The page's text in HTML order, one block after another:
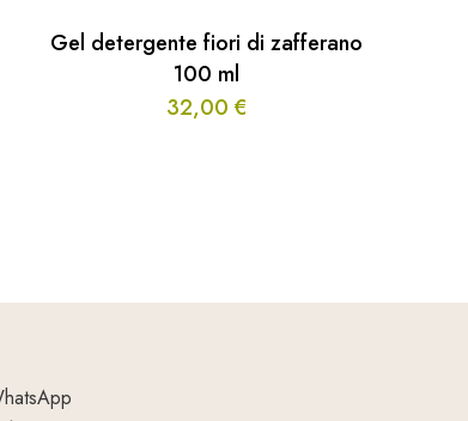
Gel detergente fiori di zafferano
100 ml
32,00€